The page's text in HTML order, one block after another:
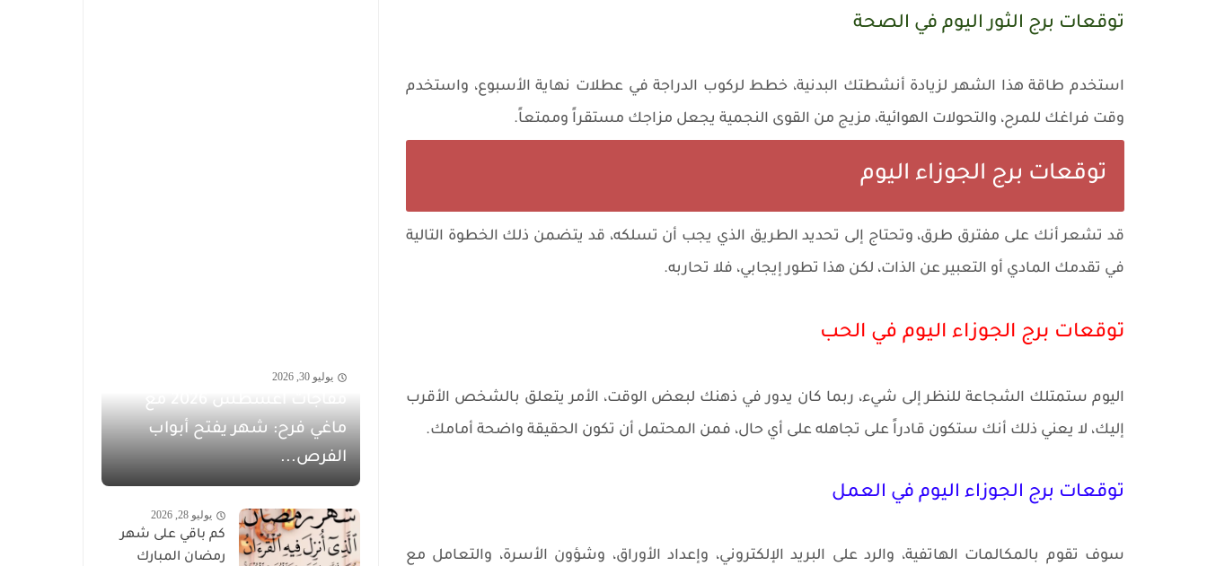
توقعات برج الثور اليوم في الصحة
استخدم طاقة هذا الشهر لزيادة أنشطتك البدنية، خطط لركوب الدراجة في عطلات نهاية الأسبوع، واستخدم
وقت فراغك للمرح، والتحولات الهوائية، مزيج من القوى النجمية يجعل مزاجك مستقراً وممتعاً.
توقعات برج الجوزاء اليوم
قد تشعر أنك على مفترق طرق، وتحتاج إلى تحديد الطريق الذي يجب أن تسلكه، قد يتضمن ذلك الخطوة التالية
في تقدمك المادي أو التعبير عن الذات، لكن هذا تطور إيجابي، فلا تحاربه.
توقعات برج الجوزاء اليوم في الحب
اليوم ستمتلك الشجاعة للنظر إلى شيء، ربما كان يدور في ذهنك لبعض الوقت، الأمر يتعلق بالشخص الأقرب
إليك، لا يعني ذلك أنك ستكون قادراً على تجاهله على أي حال، فمن المحتمل أن تكون الحقيقة واضحة أمامك.
توقعات برج الجوزاء اليوم في العمل
سوف تقوم بالمكالمات الهاتفية، والرد على البريد الإلكتروني، وإعداد الأوراق، وشؤون الأسرة، والتعامل مع
يوليو 30, 2026
مفاجآت أغسطس 2026 مع
ماغي فرح: شهر يفتح أبواب
الفرص...
يوليو 28, 2026
كم باقي على شهر
رمضان المبارك